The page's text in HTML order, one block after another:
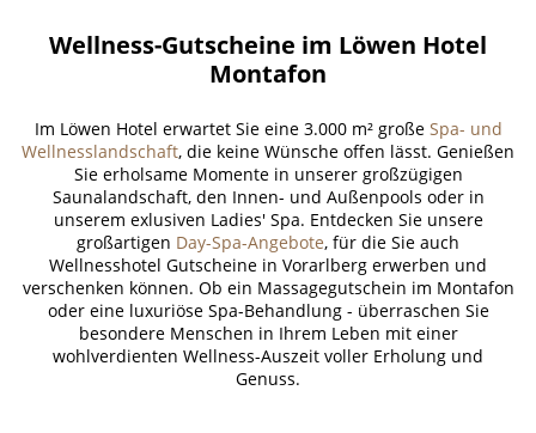
Wellness-Gutscheine im Löwen Hotel
Montafon
Im Löwen Hotel erwartet Sie eine 3.000 m² große Spa- und
Wellnesslandschaft, die keine Wünsche offen lässt. Genießen
Sie erholsame Momente in unserer großzügigen
Saunalandschaft, den Innen- und Außenpools oder in
unserem exlusiven Ladies' Spa. Entdecken Sie unsere
großartigen Day-Spa-Angebote, für die Sie auch
Wellnesshotel Gutscheine in Vorarlberg erwerben und
verschenken können. Ob ein Massagegutschein im Montafon
oder eine luxuriöse Spa-Behandlung - überraschen Sie
besondere Menschen in Ihrem Leben mit einer
wohlverdienten Wellness-Auszeit voller Erholung und
Genuss.